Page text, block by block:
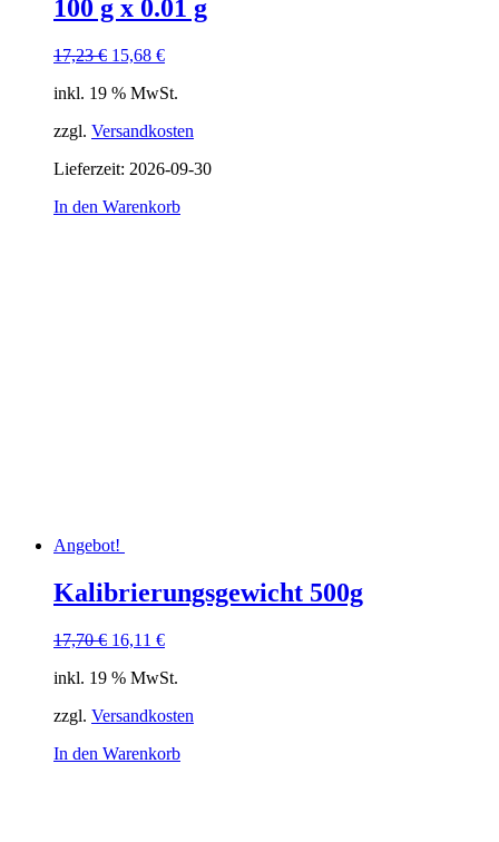
100 g x 0.01 g
17,23€ Ursprünglicher
war:
15,68 €Aktueller
ist:
inkl. 19 % MwSt.
zzgl. Versandkosten
Lieferzeit: 2026-09-30
In den Warenkorb
Angebot!
Kalibrierungsgewicht 500g
17,70€ Ursprünglicher
war:
16,11 €Aktueller
ist:
inkl. 19 % MwSt.
zzgl. Versandkosten
In den Warenkorb